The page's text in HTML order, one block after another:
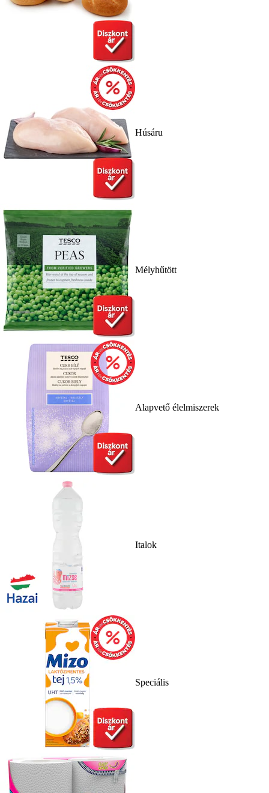
Húsáru
Mélyhűtött
Alapvető élelmiszerek
Italok
Speciális